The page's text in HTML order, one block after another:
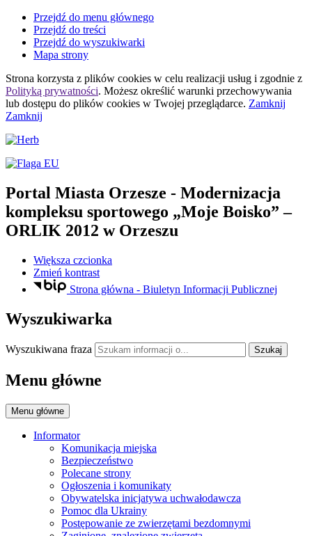
Przejdź do menu głównego
Przejdź do treści
Przejdź do wyszukiwarki
Mapa strony
Strona korzysta z plików cookies w celu realizacji usług i zgodnie z
Polityką prywatności. Możesz określić warunki przechowywania
lub dostępu do plików cookies w Twojej przeglądarce. Zamknij
Zamknij
Portal Miasta Orzesze - Modernizacja
kompleksu sportowego „Moje Boisko” –
ORLIK 2012 w Orzeszu
Większa czcionka
Zmień kontrast
Strona główna - Biuletyn Informacji Publicznej
Wyszukiwarka
Wyszukiwana fraza Szukaj
Menu główne
Menu główne
Informator
Komunikacja miejska
Bezpieczeństwo
Polecane strony
Ogłoszenia i komunikaty
Obywatelska inicjatywa uchwałodawcza
Pomoc dla Ukrainy
Postępowanie ze zwierzętami bezdomnymi